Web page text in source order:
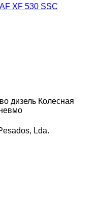
XF 530 SSC
дизель Колесная
Lda.